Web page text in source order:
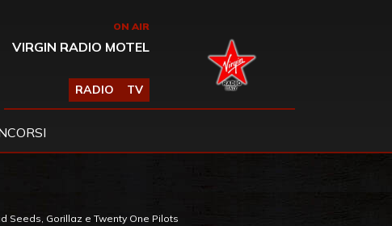
ON AIR
VIRGIN RADIO MOTEL
RADIO TV
Seeds, Gorillaz e Twenty One Pilots